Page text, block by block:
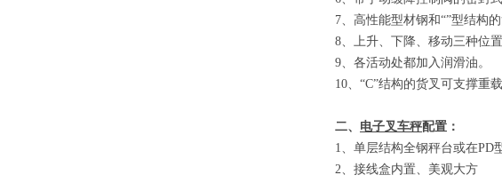
7、 高性能型材钢和“”型结构的
8、 上升、下降、移动三种位
9、 各活动处都加入润滑油。
10、 “C”结构的货叉可支撑重
二、 电子叉车秤配置：
1、单层结构全钢秤台或在PD
2、接线盒内置、美观大方